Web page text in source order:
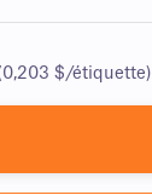
$/étiquette)